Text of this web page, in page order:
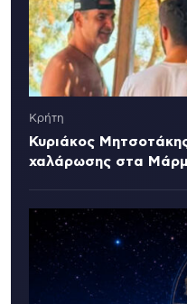
Κρήτη
Κυριάκος
χαλάρωσης στα